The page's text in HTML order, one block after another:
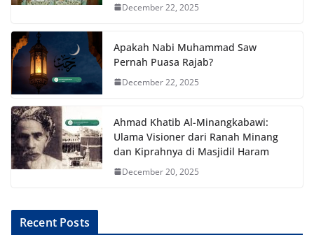
December 22, 2025
Apakah Nabi Muhammad Saw
Pernah Puasa Rajab?
December 22, 2025
Ahmad Khatib Al-Minangkabawi:
Ulama Visioner dari Ranah Minang
dan Kiprahnya di Masjidil Haram
December 20, 2025
Recent Posts